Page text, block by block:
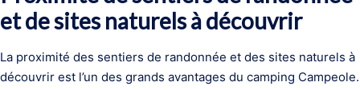
et de sites naturels à découvrir
La proximité des sentiers de randonnée et des sites naturels à
découvrir est l’un des grands avantages du camping Campeole.